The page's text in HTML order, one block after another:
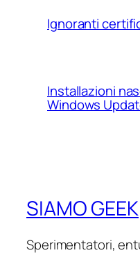
Ignoranti
Installazioni
Windows
SIAMO GEEK
Sperimentatori,